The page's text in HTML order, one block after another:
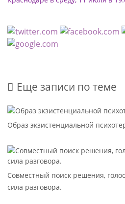
Еще записи по теме
Образ экзистенциальной
Совместный поиск решения,
сила разговора.